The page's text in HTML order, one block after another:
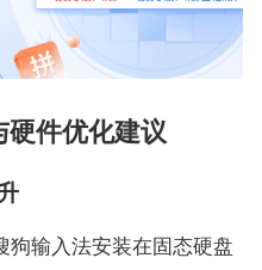
件优化建议
狗输入法安装在固态硬盘